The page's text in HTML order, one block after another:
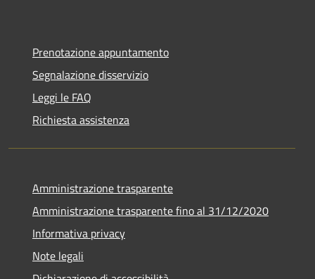
Prenotazione appuntamento
Segnalazione disservizio
Leggi le FAQ
Richiesta assistenza
Amministrazione trasparente
Amministrazione trasparente fino al 31/12/2020
Informativa privacy
Note legali